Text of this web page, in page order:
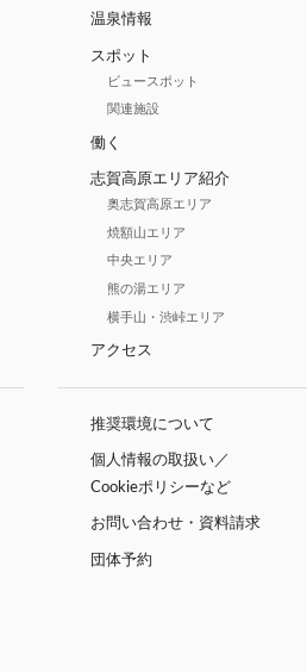
温泉情報
スポット
ビュースポット
関連施設
働く
志賀高原エリア紹介
奥志賀高原エリア
焼額山エリア
中央エリア
熊の湯エリア
横手山・渋峠エリア
アクセス
推奨環境について
個人情報の取扱い／
Cookieポリシーなど
お問い合わせ・資料請求
団体予約